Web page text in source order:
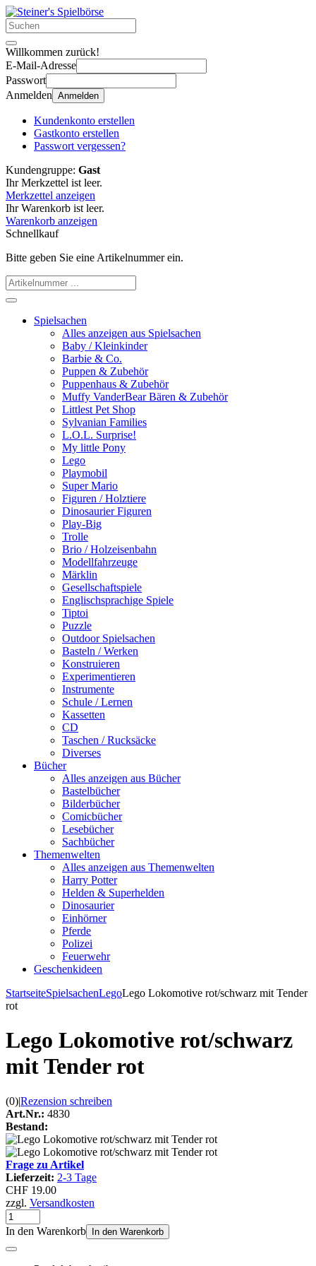
Willkommen zurück!
E-Mail-Adresse
Passwort
Anmelden Anmelden
Kundenkonto erstellen
Gastkonto erstellen
Passwort vergessen?
Kundengruppe: Gast
Ihr Merkzettel ist leer.
Merkzettel anzeigen
Ihr Warenkorb ist leer.
Warenkorb anzeigen
Schnellkauf
Bitte geben Sie eine Artikelnummer ein.
Spielsachen
Alles anzeigen aus Spielsachen
Baby / Kleinkinder
Barbie & Co.
Puppen & Zubehör
Puppenhaus & Zubehör
Muffy VanderBear Bären & Zubehör
Littlest Pet Shop
Sylvanian Families
L.O.L. Surprise!
My little Pony
Lego
Playmobil
Super Mario
Figuren / Holztiere
Dinosaurier Figuren
Play-Big
Trolle
Brio / Holzeisenbahn
Modellfahrzeuge
Märklin
Gesellschaftspiele
Englischsprachige Spiele
Tiptoi
Puzzle
Outdoor Spielsachen
Basteln / Werken
Konstruieren
Experimentieren
Instrumente
Schule / Lernen
Kassetten
CD
Taschen / Rucksäcke
Diverses
Bücher
Alles anzeigen aus Bücher
Bastelbücher
Bilderbücher
Comicbücher
Lesebücher
Sachbücher
Themenwelten
Alles anzeigen aus Themenwelten
Harry Potter
Helden & Superhelden
Dinosaurier
Einhörner
Pferde
Polizei
Feuerwehr
Geschenkideen
StartseiteSpielsachenLegoLego Lokomotive rot/schwarz mit Tender
rot
Lego Lokomotive rot/schwarz
mit Tender rot
(0)|Rezension schreiben
Art.Nr.: 4830
Bestand:
Frage zu Artikel
Lieferzeit: 2-3 Tage
CHF 19.00
zzgl. Versandkosten
In den Warenkorb In den Warenkorb